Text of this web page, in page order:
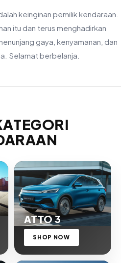
keinginan pemilik kendaraan.
itu dan terus menghadirkan
gaya, kenyamanan, dan
Selamat berbelanja.
ATTO 3
SHOP NOW